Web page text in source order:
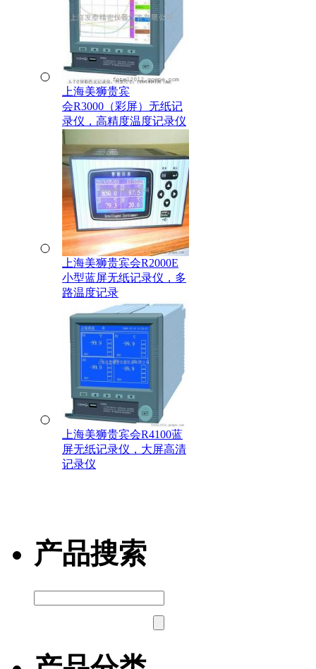
上海美狮贵宾
会R3000（彩屏）无纸记
录仪，高精度温度记录仪
上海美狮贵宾会R2000E
小型蓝屏无纸记录仪，多
路温度记录
上海美狮贵宾会R4100蓝
屏无纸记录仪，大屏高清
记录仪
产品搜索